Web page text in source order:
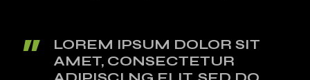
LOREM IPSUM DOLOR SIT
AMET, CONSECTETUR